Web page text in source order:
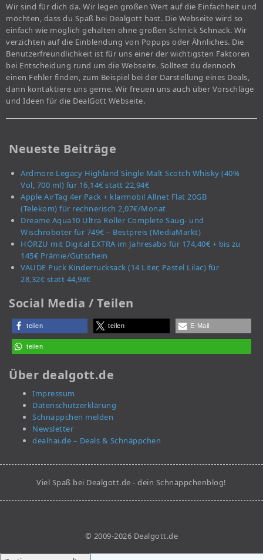
Wir sind für dich da. Wir legen großen Wert auf die Einfachheit und
möchten, dass du Spaß bei Dealgott hast. Die Webseite wird so
einfach wie möglich gehalten ohne großen Schnick Schnack. Wir
verzichten auf die Einblendung von Popups oder Ähnliches. Die
Benutzerfreundlichkeit ist für uns einer der wichtigsten Faktoren
bei Entscheidung rund um die Webseite. Solltest du dennoch
einen Fehler finden, zum Beispiel bei der Darstellung eines Deals,
dann kontaktiere uns gerne. Wir freuen uns auch über Vorschläge
und Ideen für die DealGott Webseite.
Neueste Beiträge
Ardmore Legacy Highland Single Malt Scotch Whisky (40%
Vol, 700 ml) für 16,14€ statt 22,94€
Apple AirTag 4er Pack + klarmobil Allnet Flat 20GB
(Telekom) für rechnerisch 2,07€/Monat
Dreame Aqua10 Ultra Roller Complete Saug- und
Wischroboter für 749€ – Bestpreis (MediaMarkt)
HÖRZU mit Digital EXTRA im Jahresabo für 174,40€ + bis zu
145€ Prämie/Gutschein
VAUDE Puck Kinderrucksack (14 Liter, Pastel Lilac) für
28,32€ statt 44,98€
Social Media / Teilen
teilen teilen E-Mail
teilen
Über dealgott.de
Impressum
Datenschutzerklärung
Schnäppchen melden
Newsletter
dealhai.de – Deals & Schnäppchen
Viel Spaß bei Dealgott.de - dein Schnäppchenblog!
© 2009-2026 Dealgott.de